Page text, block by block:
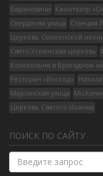
Барановичи
Кинотеатр
Свердлова улица
Станция
Церковь Смоленской
Свято-Успенская церковь
Колокольня в Бригадном
Ресторан «Восход»
Марiинская улица
Церковь Святого Иоанна
ПОИСК ПО САЙТУ